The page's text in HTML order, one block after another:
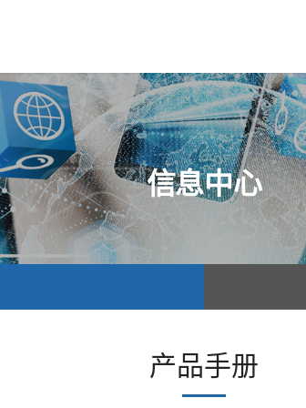
信息中心
产品手册